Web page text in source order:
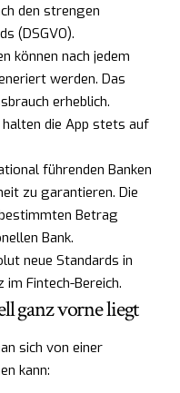
den strengen
(DSGVO).
können nach jedem
werden. Das
erheblich.
die App stets auf
führenden Banken
zu garantieren. Die
Betrag
Bank.
neue Standards in
im Fintech-Bereich.
ganz vorne liegt
sich von einer
kann: